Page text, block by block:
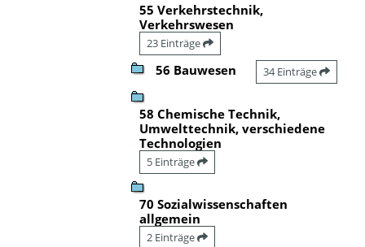
55 Verkehrstechnik,
Verkehrswesen
23 Einträge
56 Bauwesen 34 Einträge
58 Chemische Technik,
Umwelttechnik, verschiedene
Technologien
5 Einträge
70 Sozialwissenschaften
allgemein
2 Einträge